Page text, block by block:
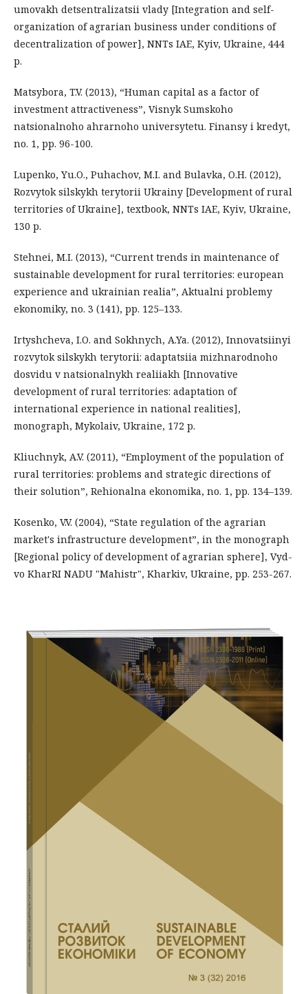
umovakh detsentralizatsii vlady [Integration and self-
organization of agrarian business under conditions of
decentralization of power], NNTs IAE, Kyiv, Ukraine, 444
p.
Matsybora, T.V. (2013), “Human capital as a factor of
investment attractiveness”, Visnyk Sumskoho
natsionalnoho ahrarnoho universytetu. Finansy i kredyt,
no. 1, pp. 96-100.
Lupenko, Yu.O., Puhachov, M.I. and Bulavka, O.H. (2012),
Rozvytok silskykh terytorii Ukrainy [Development of rural
territories of Ukraine], textbook, NNTs IAE, Kyiv, Ukraine,
130 p.
Stehnei, M.I. (2013), “Current trends in maintenance of
sustainable development for rural territories: european
experience and ukrainian realia”, Aktualni problemy
ekonomiky, no. 3 (141), pp. 125–133.
Irtyshcheva, I.O. and Sokhnych, A.Ya. (2012), Innovatsiinyi
rozvytok silskykh terytorii: adaptatsiia mizhnarodnoho
dosvidu v natsionalnykh realiiakh [Innovative
development of rural territories: adaptation of
international experience in national realities],
monograph, Mykolaiv, Ukraine, 172 p.
Kliuchnyk, A.V. (2011), “Employment of the population of
rural territories: problems and strategic directions of
their solution”, Rehionalna ekonomika, no. 1, pp. 134–139.
Kosenko, V.V. (2004), “State regulation of the agrarian
market's infrastructure development”, in the monograph
[Regional policy of development of agrarian sphere], Vyd-
vo KharRI NADU "Mahistr", Kharkiv, Ukraine, pp. 253-267.